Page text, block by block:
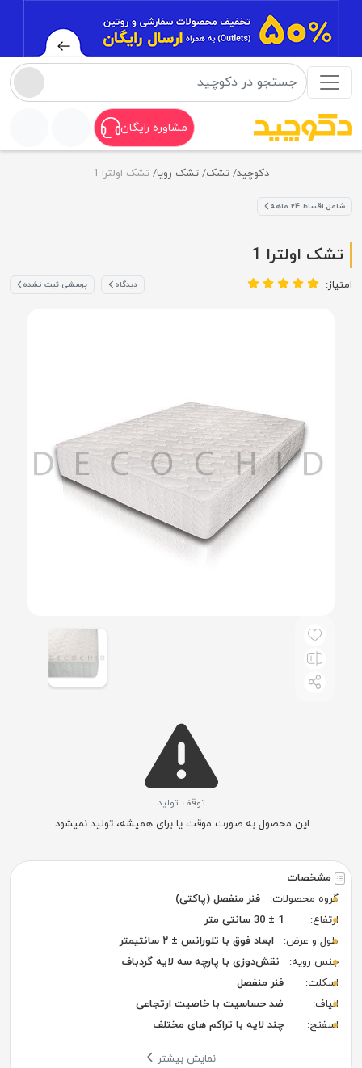
مشاوره رایگان
دکوچید تشک تشک رویا تشک اولترا 1
شامل اقساط ۲۴ ماهه
تشک اولترا 1
امتیاز: دیدگاه پرسشی ثبت نشده
مشخصات
گروه محصولات:
فنر منفصل (پاکتی)
ارتفاع:
1 ± 30 سانتی متر
طول و عرض:
ابعاد فوق با تلورانس ± ۲ سانتیمتر
جنس رویه:
نقش‌دوزی با پارچه سه لایه گردباف
اسکلت:
فنر منفصل
الیاف:
ضد حساسیت با خاصیت ارتجاعی
اسفنج:
چند لایه با تراکم های مختلف
نمایش بیشتر
توقف تولید
این محصول به صورت موقت یا برای همیشه، تولید نمیشود.